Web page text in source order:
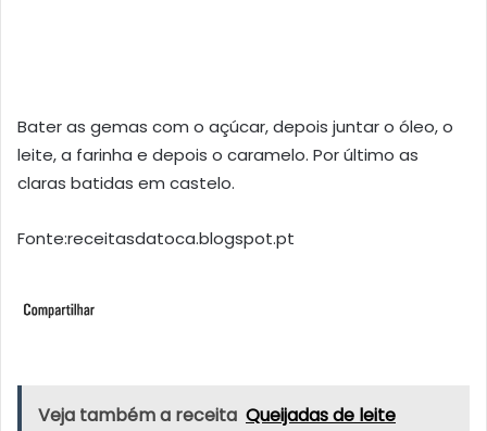
Bater as gemas com o açúcar, depois juntar o óleo, o
leite, a farinha e depois o caramelo. Por último as
claras batidas em castelo.
Fonte:receitasdatoca.blogspot.pt
Veja também a receita Queijadas de leite